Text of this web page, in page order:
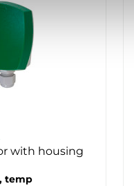
with housing
temp